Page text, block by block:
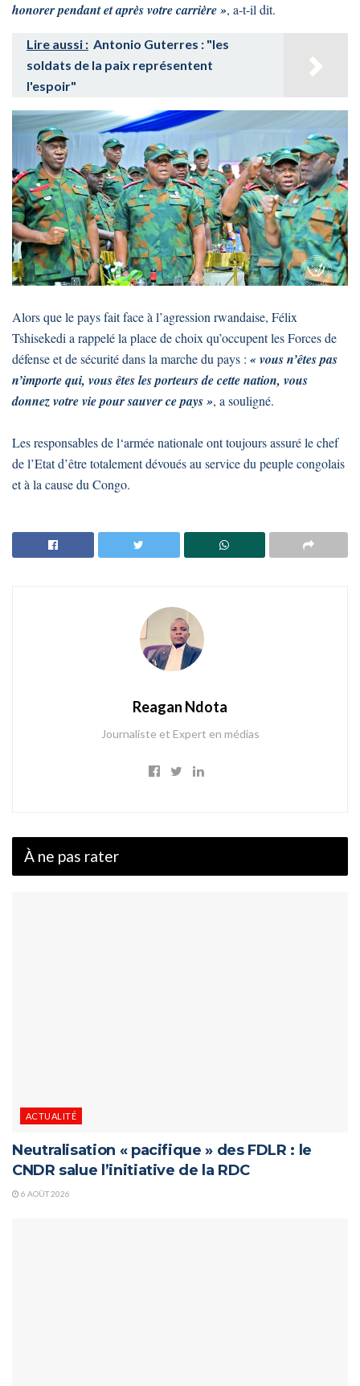
honorer pendant et après votre carrière », a-t-il dit.
Lire aussi : Antonio Guterres : "les
soldats de la paix représentent
l'espoir"
Alors que le pays fait face à l’agression rwandaise, Félix
Tshisekedi a rappelé la place de choix qu’occupent les Forces de
défense et de sécurité dans la marche du pays : « vous n’êtes pas
n’importe qui, vous êtes les porteurs de cette nation, vous
donnez votre vie pour sauver ce pays », a souligné.
Les responsables de l‘armée nationale ont toujours assuré le chef
de l’Etat d’être totalement dévoués au service du peuple congolais
et à la cause du Congo.
Reagan Ndota
Journaliste et Expert en médias
À ne pas rater
ACTUALITÉ
Neutralisation « pacifique » des FDLR : le
CNDR salue l’initiative de la RDC
6 AOÛT 2026